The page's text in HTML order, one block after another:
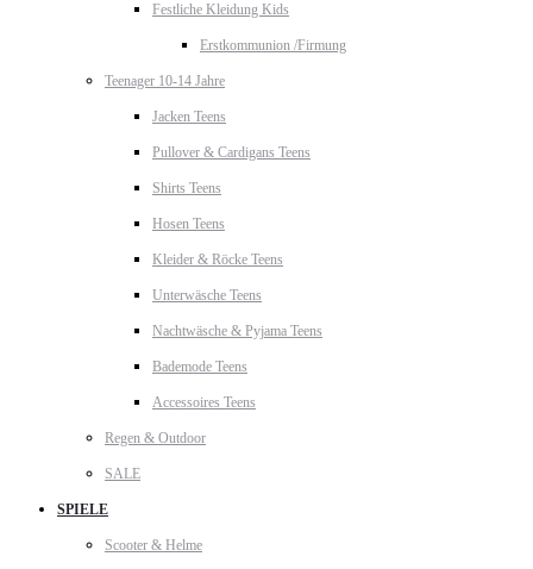
Festliche Kleidung Kids
Erstkommunion /Firmung
Teenager 10-14 Jahre
Jacken Teens
Pullover & Cardigans Teens
Shirts Teens
Hosen Teens
Kleider & Röcke Teens
Unterwäsche Teens
Nachtwäsche & Pyjama Teens
Bademode Teens
Accessoires Teens
Regen & Outdoor
SALE
SPIELE
Scooter & Helme